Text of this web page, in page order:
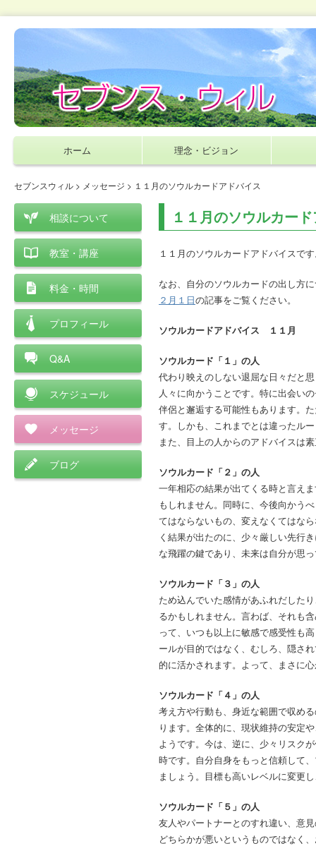
ホーム 理念・ビジョン
セブンスウィル > メッセージ > １１月のソウルカードアドバイス
１１月のソウルカー
１１月のソウルカードアドバイスで
なお、自分のソウルカードの出し方
２月１日の記事をご覧ください。
ソウルカードアドバイス １１月
ソウルカード「１」の人
代わり映えのしない退屈な日々だと
人々に向かうことです。特に出会い
伴侶と邂逅する可能性もあります。
す。しかも、これまでとは違ったル
また、目上の人からのアドバイスは
ソウルカード「２」の人
一年相応の結果が出てくる時と言え
もしれません。同時に、今後向かう
てはならないもの、変えなくてはな
く結果が出たのに、少々厳しい先行
な飛躍の鍵であり、未来は自分が思
ソウルカード「３」の人
ため込んでいた感情があふれだした
るかもしれません。言わば、それも
って、いつも以上に敏感で感受性も
ールが目的ではなく、むしろ、隠さ
的に活かされます。よって、まさに
ソウルカード「４」の人
考え方や行動も、身近な範囲で収め
ります。全体的に、現状維持の安定
ようです。今は、逆に、少々リスク
時です。自分自身をもっと信頼して
ましょう。目標も高いレベルに変更
ソウルカード「５」の人
友人やパートナーとのすれ違い、意
どちらかが悪いというものではなく
相談について
教室・講座
料金・時間
プロフィール
Q&A
スケジュール
メッセージ
ブログ